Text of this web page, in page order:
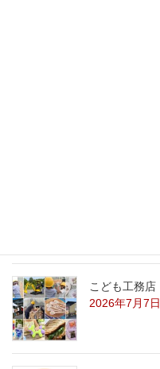
こども工務
2026年7月7日